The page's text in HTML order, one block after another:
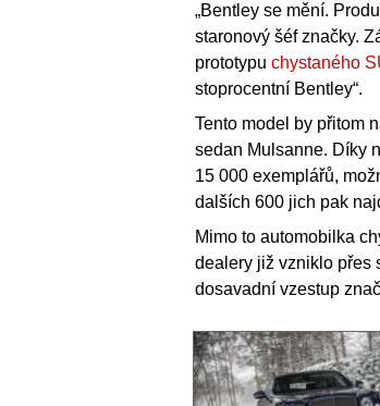
„Bentley se mění.
staronový šéf značky.
prototypu chystaného
stoprocentní Bentley“.
Tento model by přitom
sedan Mulsanne. Díky
15 000 exemplářů,
dalších 600 jich pak
Mimo to automobilka
dealery již vzniklo přes
dosavadní vzestup